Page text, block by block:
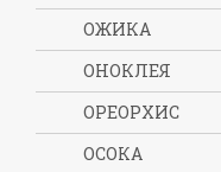
ОЖИКА
ОНОКЛЕЯ
ОРЕОРХИС
ОСОКА